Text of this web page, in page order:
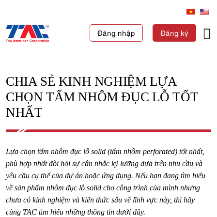
Đăng nhập Đăng ký
CHIA SẺ KINH NGHIỆM LỰA
CHỌN TẤM NHÔM ĐỤC LỖ TỐT
NHẤT
Lựa chọn tấm nhôm đục lỗ solid (tấm nhôm perforated) tốt nhất,
phù hợp nhất đòi hỏi sự cân nhắc kỹ lưỡng dựa trên nhu cầu và
yêu cầu cụ thể của dự án hoặc ứng dụng. Nếu bạn đang tìm hiểu
về sản phẩm nhôm đục lỗ solid cho công trình của mình nhưng
chưa có kinh nghiệm và kiến thức sâu về lĩnh vực này, thì hãy
cùng TAC tìm hiểu những thông tin dưới đây.